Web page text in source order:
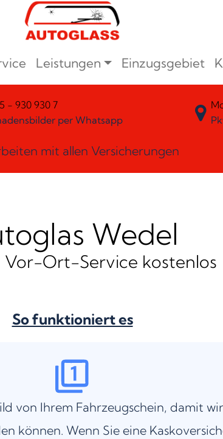
Leistungen Einzugsgebiet
- 930 930 7
per Whatsapp
mit allen Versicherungen
Wedel
Vor-Ort-Service kostenlos
So funktioniert es
von Ihrem Fahrzeugschein, damit
können. Wenn Sie eine